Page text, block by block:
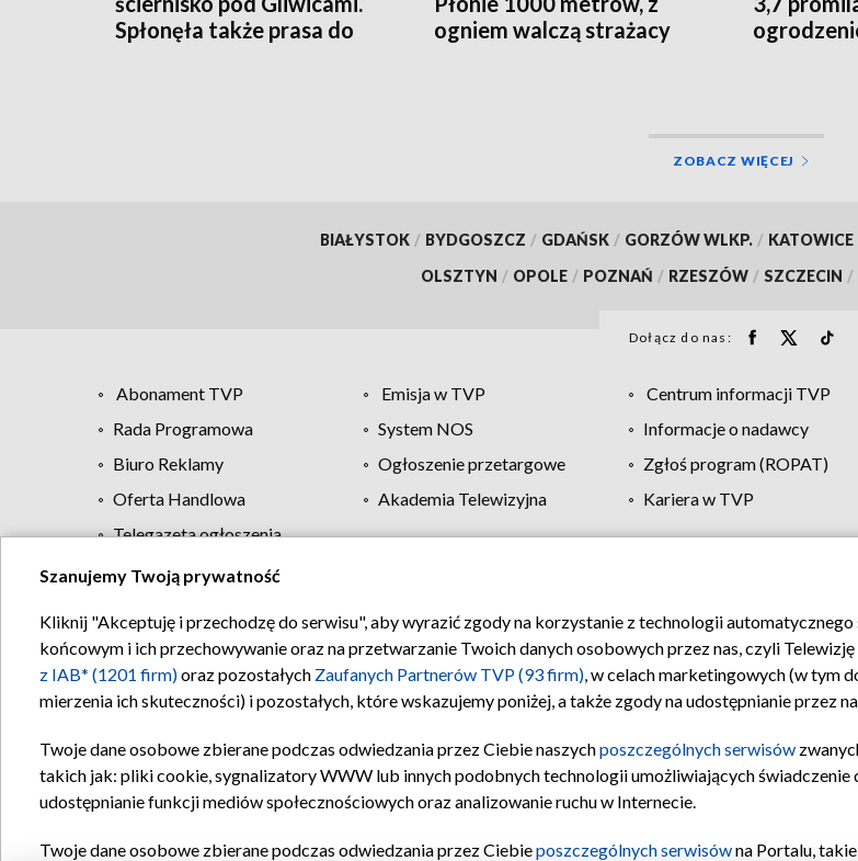
Spłonęła także prasa do
ogniem walczą strażacy
ZOBACZ WIĘCEJ
BIAŁYSTOK / BYDGOSZCZ / GDAŃSK / GORZÓW WLKP. / KATOWICE
OLSZTYN / OPOLE / POZNAŃ / RZESZÓW / SZCZECIN /
Dołącz do nas:
Abonament TVP Emisja w TVP Centrum informacji TVP
Rada Programowa
System NOS Informacje o nadawcy
Biuro Reklamy
Ogłoszenie przetargowe Zgłoś program (ROPAT)
Oferta Handlowa
Akademia Telewizyjna Kariera w TVP
Telegazeta ogłoszenia
Regulamin TVP Polityka prywatności Moje zgody
Szanujemy Twoją prywatność
Kliknij "Akceptuję i przechodzę do serwisu", aby wyrazić zgody na korzystanie z technologii
końcowym i ich przechowywanie oraz na przetwarzanie Twoich danych osobowych przez nas, czyli
z IAB* (1201 firm)oraz pozostałych Zaufanych Partnerów TVP (93 firm), w celach marketingowych (w tym
mierzenia ich skuteczności) i pozostałych, które wskazujemy poniżej, a także zgody na udostępnianie przez
Twoje dane osobowe zbierane podczas odwiedzania przez Ciebie naszychposzczególnych serwisów
takich jak: pliki cookie, sygnalizatory WWW lub innych podobnych technologii umożliwiających świadczenie
udostępnianie funkcji mediów społecznościowych oraz analizowanie ruchu w Internecie.
Twoje dane osobowe zbierane podczas odwiedzania przez Ciebieposzczególnych serwisówna Portalu,